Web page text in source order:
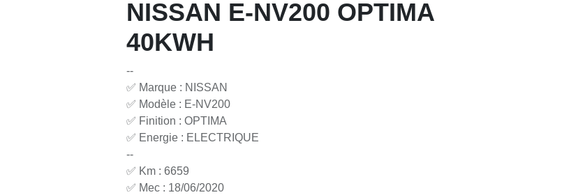
NISSAN E-NV200 OPTIMA
40KWH
--
✅ Marque : NISSAN
✅ Modèle : E-NV200
✅ Finition : OPTIMA
✅ Energie : ELECTRIQUE
--
✅ Km : 6659
✅ Mec : 18/06/2020